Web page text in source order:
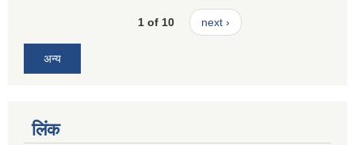
1 of 10 next ›
अन्य
लिंक